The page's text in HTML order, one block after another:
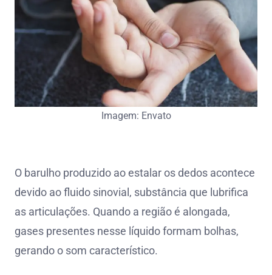
Imagem: Envato
O barulho produzido ao estalar os dedos acontece
devido ao fluido sinovial, substância que lubrifica
as articulações. Quando a região é alongada,
gases presentes nesse líquido formam bolhas,
gerando o som característico.